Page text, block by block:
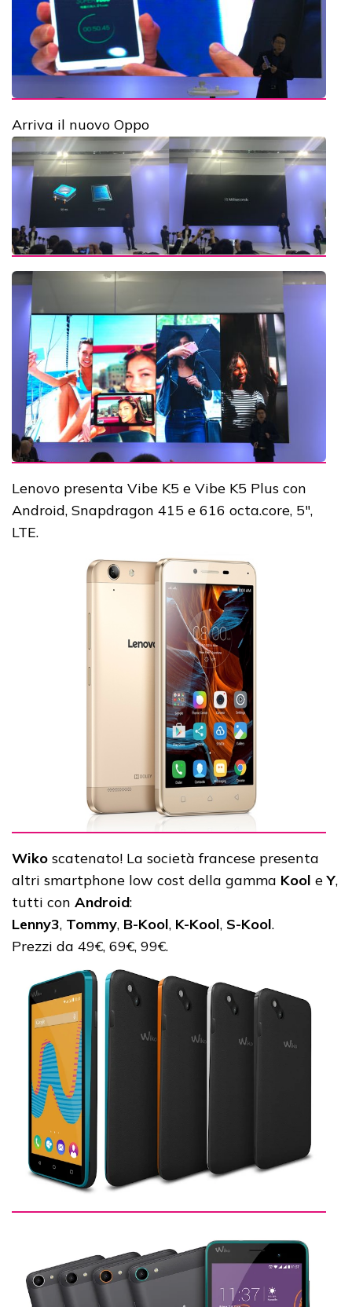
Arriva il nuovo Oppo
Lenovo presenta Vibe K5 e Vibe K5 Plus con
Android, Snapdragon 415 e 616 octa.core, 5",
LTE.
Wiko scatenato! La società francese presenta
altri smartphone low cost della gamma Kool eY,
tutti con Android:
Lenny3, Tommy, B-Kool, K-Kool, S-Kool.
Prezzi da 49€, 69€, 99€.